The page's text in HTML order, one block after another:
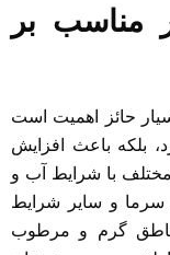
مناسب بر
حائز اهمیت است
بلکه باعث افزایش
با شرایط آب و
سرما و سایر شرایط
گرم و مرطوب